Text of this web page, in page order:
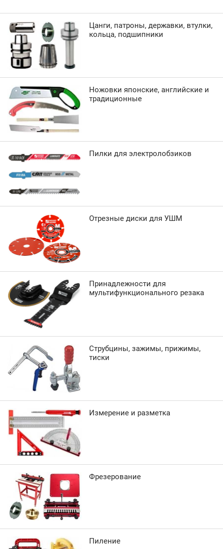
Цанги, патроны, державки, втулки,
кольца, подшипники
Ножовки японские, английские и
традиционные
Пилки для электролобзиков
Отрезные диски для УШМ
Принадлежности для
мультифункционального резака
Струбцины, зажимы, прижимы,
тиски
Измерение и разметка
Фрезерование
Пиление